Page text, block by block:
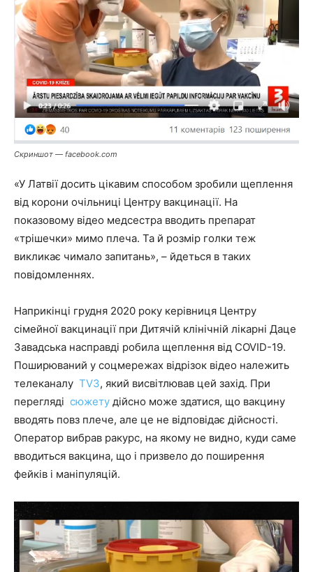
Cкриншот — facebook.com
«У Латвії досить цікавим способом зробили щеплення
від корони очільниці Центру вакцинації. На
показовому відео медсестра вводить препарат
«трішечки» мимо плеча. Та й розмір голки теж
викликає чимало запитань», – йдеться в таких
повідомленнях.
Наприкінці грудня 2020 року керівниця Центру
сімейної вакцинації при Дитячій клінічній лікарні Даце
Завадська насправді робила щеплення від COVID-19.
Поширюваний у соцмережах відрізок відео належить
телеканалу TV3, який висвітлював цей захід. При
перегляді сюжету дійсно може здатися, що вакцину
вводять повз плече, але це не відповідає дійсності.
Оператор вибрав ракурс, на якому не видно, куди саме
вводиться вакцина, що і призвело до поширення
фейків і маніпуляцій.